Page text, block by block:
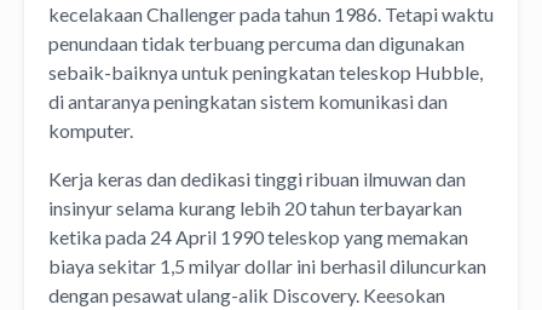
kecelakaan Challenger pada tahun 1986. Tetapi waktu
penundaan tidak terbuang percuma dan digunakan
sebaik-baiknya untuk peningkatan teleskop Hubble,
di antaranya peningkatan sistem komunikasi dan
komputer.
Kerja keras dan dedikasi tinggi ribuan ilmuwan dan
insinyur selama kurang lebih 20 tahun terbayarkan
ketika pada 24 April 1990 teleskop yang memakan
biaya sekitar 1,5 milyar dollar ini berhasil diluncurkan
dengan pesawat ulang-alik Discovery. Keesokan